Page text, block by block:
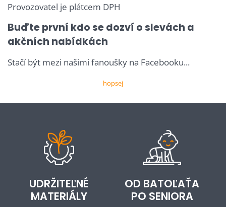
Provozovatel je plátcem DPH
Buďte první kdo se dozví o slevách a
akčních nabídkách
Stačí být mezi našimi fanoušky na Facebooku...
hopsej
UDRŽITEĽNÉ
MATERIÁLY
OD BATOĽAŤA
PO SENIORA